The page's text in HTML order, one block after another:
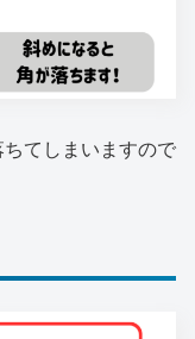
てしまいますので